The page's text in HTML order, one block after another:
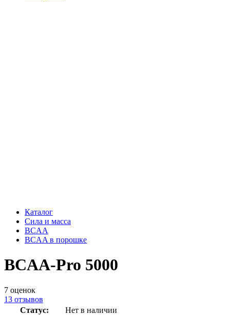
Каталог
Сила и масса
BCAA
BCAA в порошке
BCAA-Pro 5000
7 оценок
13 отзывов
Статус:
Нет в наличии